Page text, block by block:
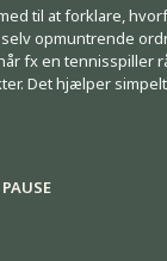
til at forklare,
opmuntrende
fx en tennisspiller
Det hjælper